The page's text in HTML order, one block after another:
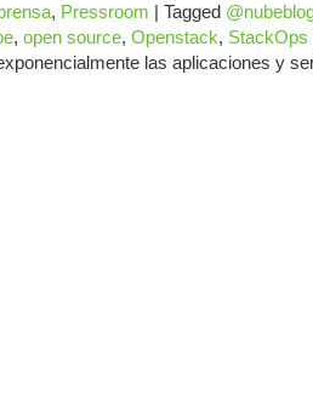
, Pressroom | Tagged
, open source, Openstack, StackOps
las aplicaciones y